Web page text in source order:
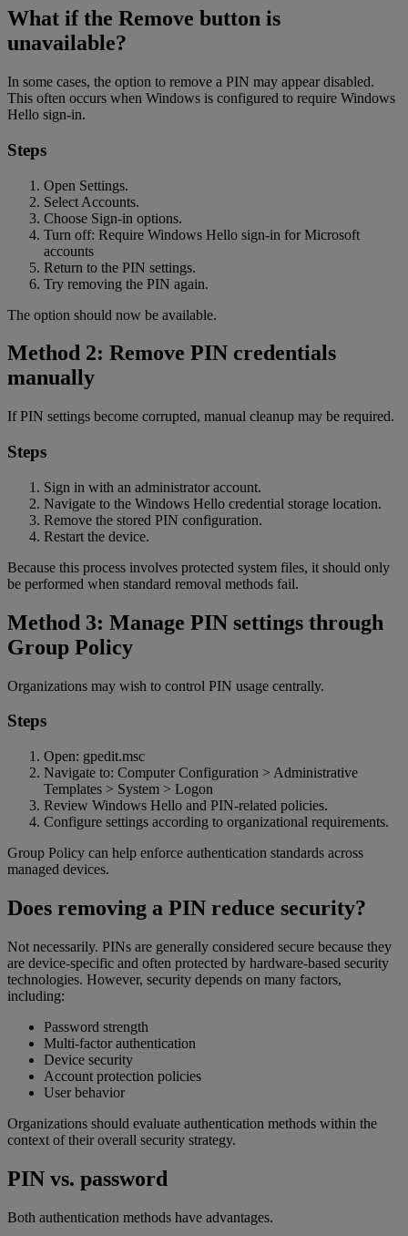
What if the Remove button is
unavailable?
In some cases, the option to remove a PIN may appear disabled.
This often occurs when Windows is configured to require Windows
Hello sign-in.
Steps
Open Settings.
Select Accounts.
Choose Sign-in options.
Turn off: Require Windows Hello sign-in for Microsoft
accounts
Return to the PIN settings.
Try removing the PIN again.
The option should now be available.
Method 2: Remove PIN credentials
manually
If PIN settings become corrupted, manual cleanup may be required.
Steps
Sign in with an administrator account.
Navigate to the Windows Hello credential storage location.
Remove the stored PIN configuration.
Restart the device.
Because this process involves protected system files, it should only
be performed when standard removal methods fail.
Method 3: Manage PIN settings through
Group Policy
Organizations may wish to control PIN usage centrally.
Steps
Open: gpedit.msc
Navigate to: Computer Configuration > Administrative
Templates > System > Logon
Review Windows Hello and PIN-related policies.
Configure settings according to organizational requirements.
Group Policy can help enforce authentication standards across
managed devices.
Does removing a PIN reduce security?
Not necessarily. PINs are generally considered secure because they
are device-specific and often protected by hardware-based security
technologies. However, security depends on many factors,
including:
Password strength
Multi-factor authentication
Device security
Account protection policies
User behavior
Organizations should evaluate authentication methods within the
context of their overall security strategy.
PIN vs. password
Both authentication methods have advantages.